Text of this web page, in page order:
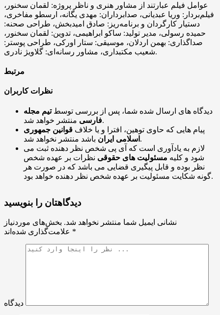
عوامل فیلم عبارتند از مشاور هنری و ناظر پروژه: لقمان سخنور،
فیلم‌بردار: وریا عبدیانی، صدابرداران: مهدی یگانه، ارسطو مفاخری،
دستیار کارگردان و برنامه‌ریز: صادق امیدبخش، طراحی صحنه:
حمیده رسولی، مدیر تولید: ساکو ابراهیمی، تدوین: لقمان سخنور،
صداگذاری: بهمن اردلان، موسیقی: ستار اورکی، طراحی پوستر:
شعیب مکتبداری، مشاور رسانه‌ای: گلاویژ نادری.
مرتبط
نظرات کاربران
دیدگاه های ارسال شده شما، پس از بررسی توسطتیم مجله
فارسیمنتشر خواهد شد.
پیام هایی که حاوی توهین، افترا و یا خلاف قوانین جمهوری
اسلامی ایران باشد منتشر نخواهد شد.
لازم به یادآوری است که آی پی شخص نظر دهنده ثبت می
شود و کلیه مسئولیت های حقوقی نظرات بر عهده شخص
نظر بوده و قابل پیگیری قضایی می باشد که در صورت هر
گونه شکایت مسئولیت بر عهده شخص نظر دهنده خواهد بود.
دیدگاهتان را بنویسید
نشانی ایمیل شما منتشر نخواهد شد. بخش‌های موردنیاز
*
دیدگاه